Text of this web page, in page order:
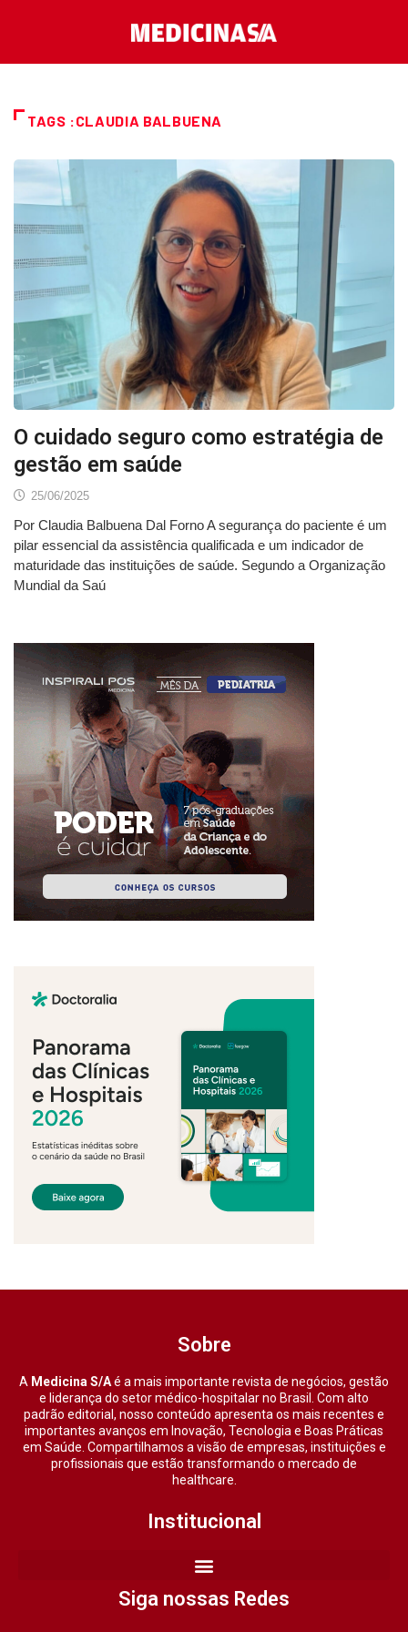
TAGS :CLAUDIA BALBUENA
O cuidado seguro como estratégia de
gestão em saúde
25/06/2025
Por Claudia Balbuena Dal Forno A segurança do paciente é um
pilar essencial da assistência qualificada e um indicador de
maturidade das instituições de saúde. Segundo a Organização
Mundial da Saú
Sobre
A Medicina S/Aé a mais importante revista de negócios, gestão
e liderança do setor médico-hospitalar no Brasil. Com alto
padrão editorial, nosso conteúdo apresenta os mais recentes e
importantes avanços em Inovação, Tecnologia e Boas Práticas
em Saúde. Compartilhamos a visão de empresas, instituições e
profissionais que estão transformando o mercado de
healthcare.
Institucional
Siga nossas Redes